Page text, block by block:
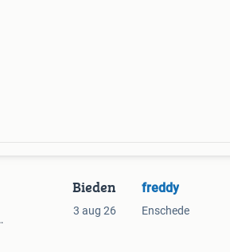
Bieden
3 aug 26
freddy
Enschede